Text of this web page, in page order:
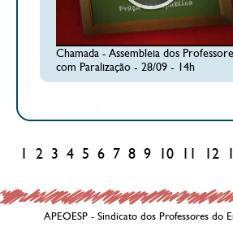
Chamada - Assembleia dos
com Paralização - 28/09 - 14h
2 3 4 5 6 7 8 9 10 12
APEOESP - Sindicato dos Professores